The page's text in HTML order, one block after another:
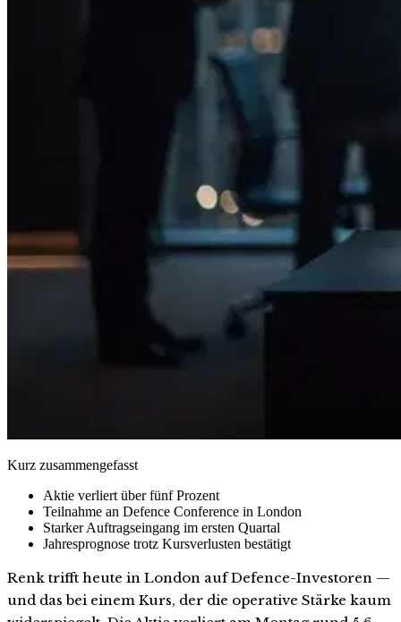
Kurz zusammengefasst
Aktie verliert über fünf Prozent
Teilnahme an Defence Conference in London
Starker Auftragseingang im ersten Quartal
Jahresprognose trotz Kursverlusten bestätigt
Renk trifft heute in London auf Defence-Investoren —
und das bei einem Kurs, der die operative Stärke kaum